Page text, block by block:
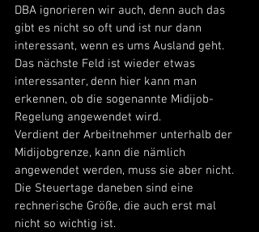
DBA ignorieren wir auch, denn auch das
gibt es nicht so oft und ist nur dann
interessant, wenn es ums Ausland geht.
Das nächste Feld ist wieder etwas
interessanter, denn hier kann man
erkennen, ob die sogenannte Midijob-
Regelung angewendet wird.
Verdient der Arbeitnehmer unterhalb der
Midijobgrenze, kann die nämlich
angewendet werden, muss sie aber nicht.
Die Steuertage daneben sind eine
rechnerische Größe, die auch erst mal
nicht so wichtig ist.